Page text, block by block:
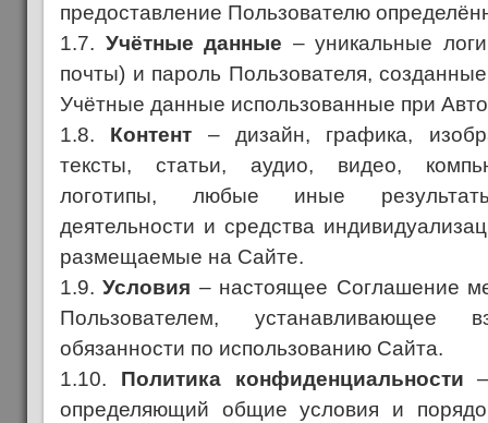
предоставление Пользователю
1.7. Учётные данные – уникальные
почты) и пароль Пользователя,
Учётные данные использованные при
1.8. Контент – дизайн, графика,
тексты, статьи, аудио, видео,
логотипы, любые иные результаты
деятельности и средства
размещаемые на Сайте.
1.9.Условия – настоящее Соглашение
Пользователем,
обязанности по использованию Сайта.
1.10. Политика конфиденциальности
определяющий общие условия и